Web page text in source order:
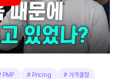
PMF # Pricing # 가격결정